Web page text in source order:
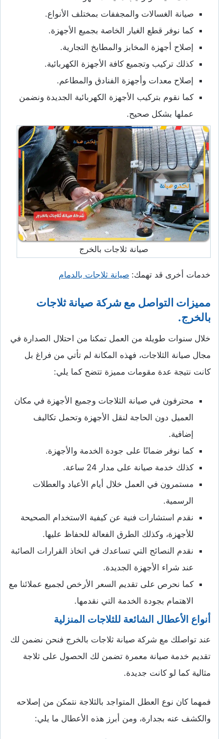
صيانة الغسالات والمجففات بمختلف الأنواع.
كما نوفر قطع الغيار الخاصة بجميع الأجهزة.
إصلاح أجهزة المخابز والمطابخ التجارية.
كذلك تركيب وتجميع كافة الأجهزة الكهربائية.
إصلاح معدات وأجهزة الفنادق والمطاعم.
كما نقوم بتركيب الأجهزة الكهربائية الجديدة ونضمن
عملها بشكل صحيح.
صيانة ثلاجات بالخرج
خدمات أخرى قد تهمك: صيانة ثلاجات بالدمام
مميزات التواصل مع شركة صيانة ثلاجات
بالخرج.
خلال سنوات طويلة من العمل تمكنا من احتلال الصدارة في
مجال صيانة الثلاجات، فهذه المكانة لم تأتي من فراغ بل
كانت نتيجة عدة مقومات مميزة تتضح كما يلي:
محترفون في صيانة الثلاجات وجميع الأجهزة في مكان
العميل دون الحاجة لنقل الأجهزة وتحمل تكاليف
إضافية.
كما نوفر ضمانًا على جودة الخدمة والأجهزة.
كذلك خدمة صيانة على مدار 24 ساعة.
مستمرون في العمل خلال أيام الأعياد والعطلات
الرسمية.
نقدم استشارات فنية عن كيفية الاستخدام الصحيحة
للأجهزة، وكذلك الطرق الفعالة للحفاظ عليها.
نقدم النصائح التي تساعدك في اتخاذ القرارات الصائبة
عند شراء الأجهزة الجديدة.
كما نحرص على تقديم السعر الأرخص لجميع عملائنا مع
الاهتمام بجودة الخدمة التي نقدمها.
أنواع الأعطال الشائعة للثلاجات المنزلية
عند تواصلك مع شركة صيانة ثلاجات بالخرج فنحن نضمن لك
تقديم خدمة صيانة معمرة تضمن لك الحصول على ثلاجة
مثالية كما لو كانت جديدة.
فمهما كان نوع العطل المتواجد بالثلاجة نتمكن من إصلاحه
والكشف عنه بجدارة، ومن أبرز هذه الأعطال ما يلي: